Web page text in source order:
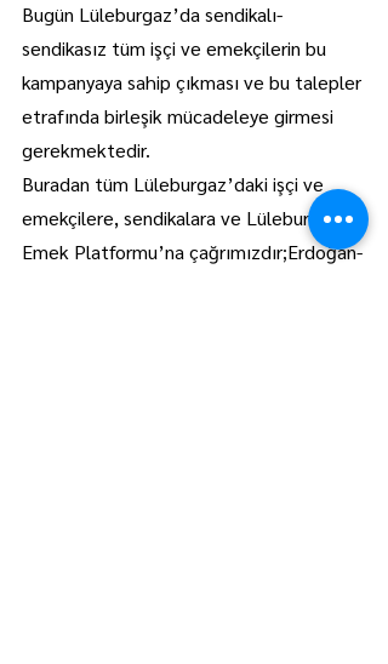
Bugün Lüleburgaz’da sendikalı-
sendikasız tüm işçi ve emekçilerin bu
kampanyaya sahip çıkması ve bu talepler
etrafında birleşik mücadeleye girmesi
gerekmektedir.
Buradan tüm Lüleburgaz’daki işçi ve
emekçilere, sendikalara ve Lüleburgaz
Emek Platformu’na çağrımızdır;Erdoğan-